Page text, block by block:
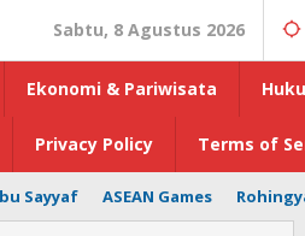
Sabtu, 8 Agustus 2026
Ekonomi & Pariwisata
Privacy Policy Terms of
Sayyaf ASEAN Games